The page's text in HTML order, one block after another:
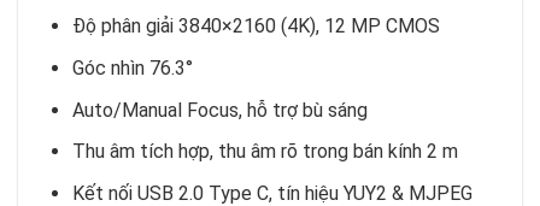
Độ phân giải 3840×2160 (4K), 12 MP CMOS
Góc nhìn 76.3°
Auto/Manual Focus, hỗ trợ bù sáng
Thu âm tích hợp, thu âm rõ trong bán kính 2 m
Kết nối USB 2.0 Type C, tín hiệu YUY2 & MJPEG